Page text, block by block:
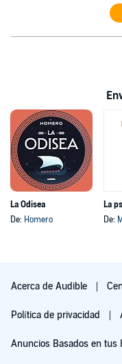
La Odisea
De: Homero
De:
Acerca de Audible
Política de privacidad
Anuncios Basados en tus